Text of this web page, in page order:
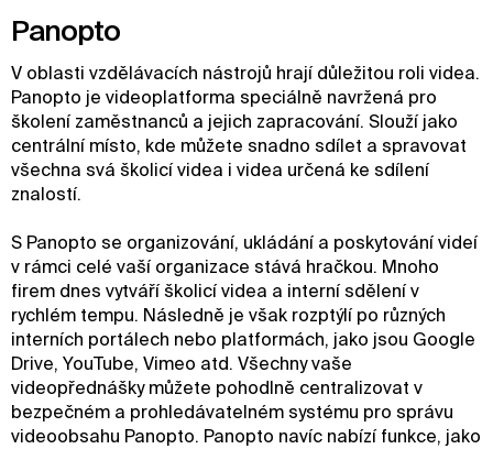
Panopto
V oblasti vzdělávacích nástrojů hrají důležitou roli videa.
Panopto je videoplatforma speciálně navržená pro
školení zaměstnanců a jejich zapracování. Slouží jako
centrální místo, kde můžete snadno sdílet a spravovat
všechna svá školicí videa i videa určená ke sdílení
znalostí.
S Panopto se organizování, ukládání a poskytování videí
v rámci celé vaší organizace stává hračkou. Mnoho
firem dnes vytváří školicí videa a interní sdělení v
rychlém tempu. Následně je však rozptýlí po různých
interních portálech nebo platformách, jako jsou Google
Drive, YouTube, Vimeo atd. Všechny vaše
videopřednášky můžete pohodlně centralizovat v
bezpečném a prohledávatelném systému pro správu
videoobsahu Panopto. Panopto navíc nabízí funkce, jako